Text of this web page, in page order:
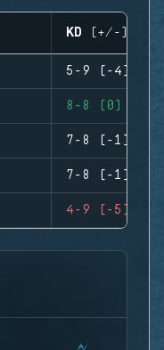
KD (+/-)
5-9 (-4)
8-8 (0)
7-8 (-1)
7-8 (-1)
4-9 (-5)